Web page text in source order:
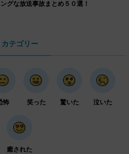
グな放送事故まとめ５０選！
カテゴリー
怖 笑った 驚いた 泣いた
癒された